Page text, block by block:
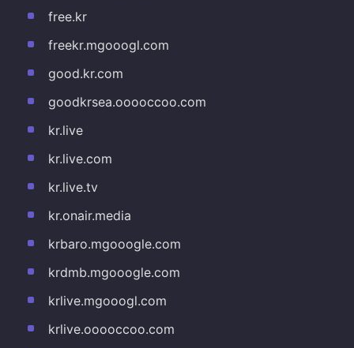
free.kr
freekr.mgooogl.com
good.kr.com
goodkrsea.ooooccoo.com
kr.live
kr.live.com
kr.live.tv
kr.onair.media
krbaro.mgooogle.com
krdmb.mgooogle.com
krlive.mgooogl.com
krlive.ooooccoo.com